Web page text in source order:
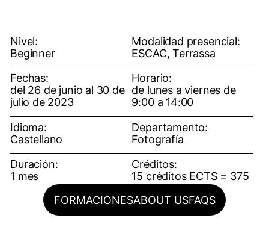
FORMACIONESABOUT USFAQS
Nivel:
Beginner
Modalidad presencial:
ESCAC, Terrassa
Fechas:
del 26 de junio al 30 de
julio de 2023
Horario:
de lunes a viernes de
9:00 a 14:00
Idioma:
Castellano
Departamento:
Fotografía
Duración:
1 mes
Créditos:
15 créditos ECTS = 375
horas